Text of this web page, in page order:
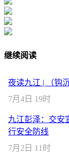
继续阅读
夜读九江 | （钩
7月4日 19时
九江彭泽：交安
行安全防线
7月2日 11时